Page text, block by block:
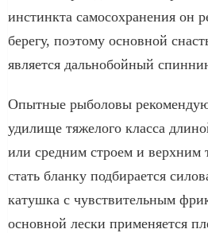
инстинкта самосохранения он
берегу, поэтому основной
является дальнобойный
Опытные рыболовы
удилище тяжелого класса
или средним строем и верхним
стать бланку подбирается
катушка с чувствительным
основной лески применяется